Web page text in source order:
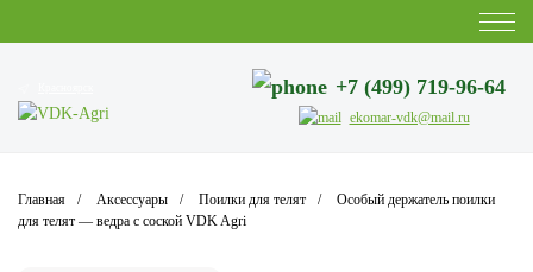
+7 (499) 719-96-64
ekomar-vdk@mail.ru
Главная Аксессуары Поилки для телят
Особый держатель поилки
для телят — ведра с соской VDK Agri